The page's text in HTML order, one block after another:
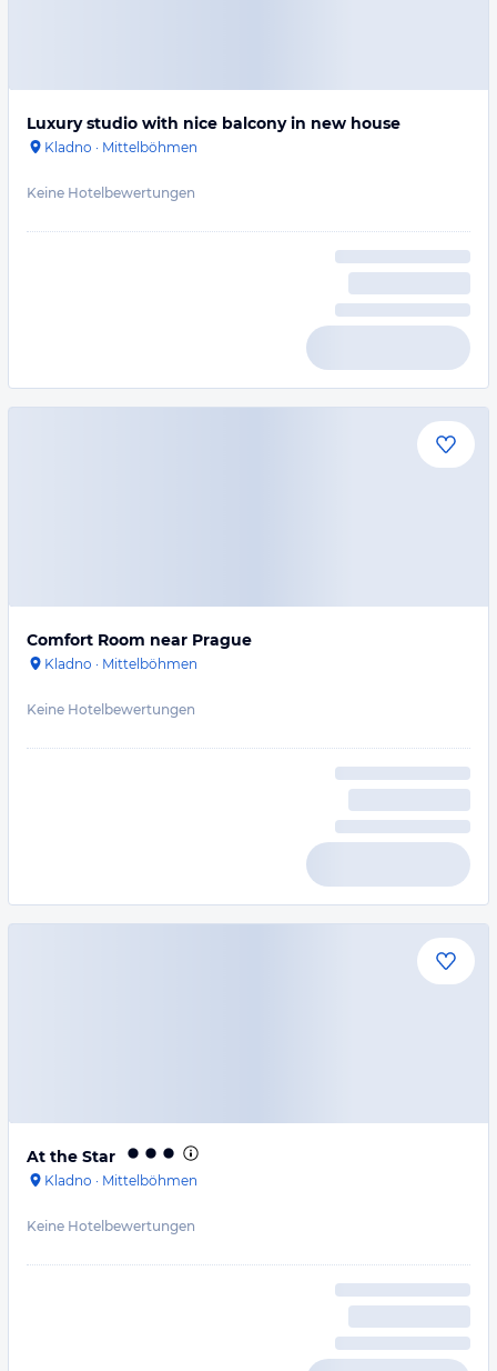
Luxury studio with nice balcony in new house
Kladno · Mittelböhmen
Keine Hotelbewertungen
Comfort Room near Prague
Kladno · Mittelböhmen
Keine Hotelbewertungen
At the Star
Kladno · Mittelböhmen
Keine Hotelbewertungen